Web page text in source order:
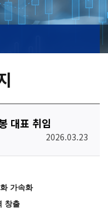
대표 취임
2026.03.23
가속화
창출